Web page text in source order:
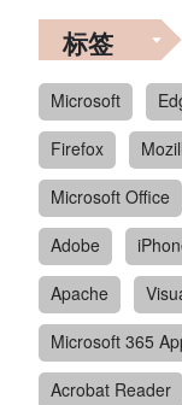
标签
Microsoft
Firefox
Microsoft Office
Adobe
Apache
Microsoft 365
Acrobat Reader